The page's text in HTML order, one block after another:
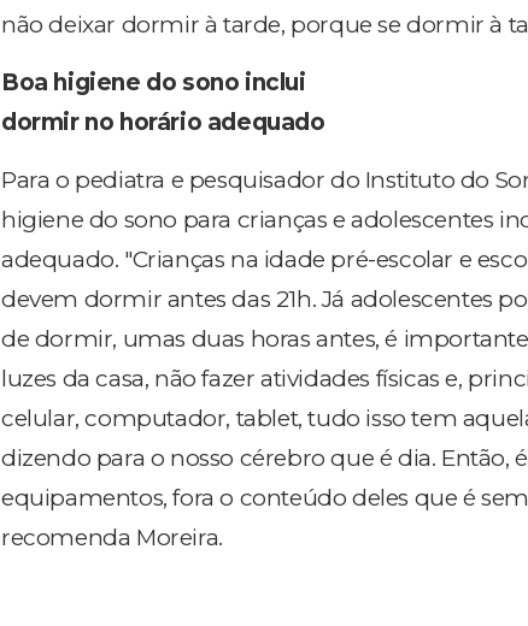
não deixar dormir à tarde, porque se dormir à
Boa higiene do sono inclui
dormir no horário adequado
Para o pediatra e pesquisador do Instituto do
higiene do sono para crianças e adolescentes
adequado. "Crianças na idade pré-escolar e
devem dormir antes das 21h. Já adolescentes
de dormir, umas duas horas antes, é
luzes da casa, não fazer atividades físicas e,
celular, computador, tablet, tudo isso tem
dizendo para o nosso cérebro que é dia. Então,
equipamentos, fora o conteúdo deles que é
recomenda Moreira.